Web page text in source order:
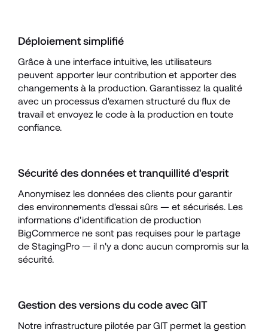
Déploiement simplifié
Grâce à une interface intuitive, les utilisateurs
peuvent apporter leur contribution et apporter des
changements à la production. Garantissez la qualité
avec un processus d'examen structuré du flux de
travail et envoyez le code à la production en toute
confiance.
Sécurité des données et tranquillité d'esprit
Anonymisez les données des clients pour garantir
des environnements d'essai sûrs — et sécurisés. Les
informations d'identification de production
BigCommerce ne sont pas requises pour le partage
de StagingPro — il n'y a donc aucun compromis sur la
sécurité.
Gestion des versions du code avec GIT
Notre infrastructure pilotée par GIT permet la gestion